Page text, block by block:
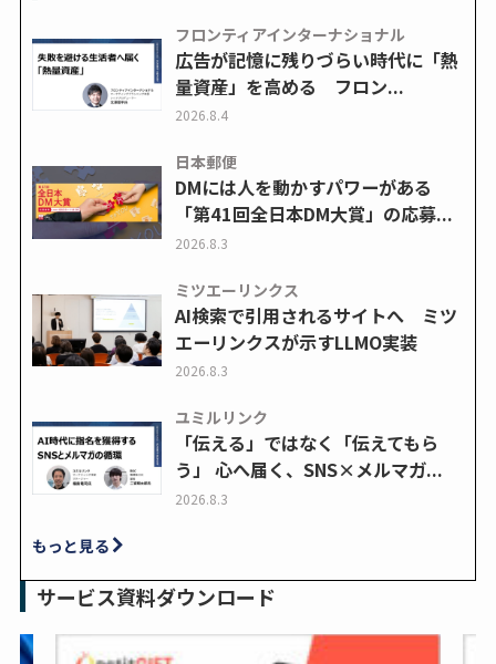
フロンティアインターナショナル
広告が記憶に残りづらい時代に「熱
量資産」を高める フロン...
2026.8.4
日本郵便
DMには人を動かすパワーがある
「第41回全日本DM大賞」の応募...
2026.8.3
ミツエーリンクス
AI検索で引用されるサイトへ ミツ
エーリンクスが示すLLMO実装
2026.8.3
ユミルリンク
「伝える」ではなく「伝えてもら
う」 心へ届く、SNS×メルマガ...
2026.8.3
もっと見る
サービス資料ダウンロード